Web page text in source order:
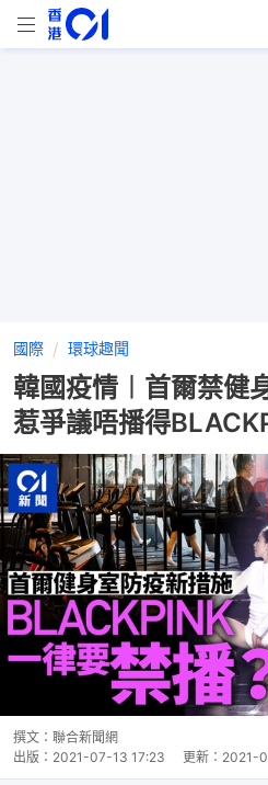
國際 環球趣聞
韓國疫情︱首爾禁
惹爭議唔播得
撰文： 聯合新聞網
出版： 2021-07-13 17:23 更新： 2021-